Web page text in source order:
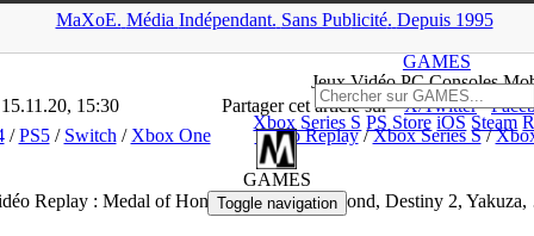
MaXoE. Média Indépendant. Sans Publicité. Depuis 1995
GAMES
JeuxVidéoPC Consoles
Xbox Series S PS Store iOS Steam
GAMES
Toggle navigation
▲
15:30 Partager cet article sur X/Twitter
/PS5/ Switch / Xbox One Vidéo Replay/Xbox Series S/
Replay : Medal of Honor Above and Beyond, Destiny 2,